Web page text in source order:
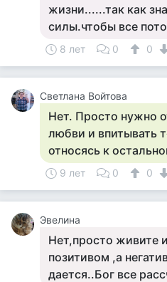
жизни......так как
силы.чтобы все
8 лет 0 0
Светлана Войтова
Нет. Просто нужно
любви и впитывать
относясь к
9 лет 0 0
Эвелина
Нет,просто живите
позитивом ,а
дается..Бог все